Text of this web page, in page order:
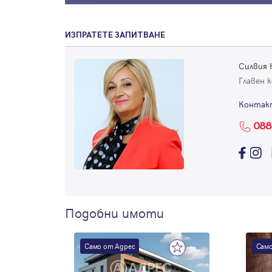
ИЗПРАТЕТЕ ЗАПИТВАНЕ
Силвия
Главен
Подобни имоти
Само от Адрес